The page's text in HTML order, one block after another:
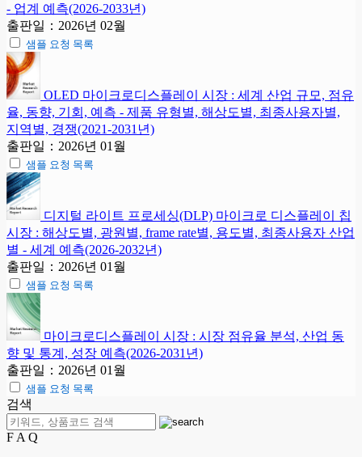
- 업계 예측(2026-2033년)
출판일：2026년 02월
샘플 요청 목록
OLED 마이크로디스플레이 시장 : 세계 산업 규모, 점유
율, 동향, 기회, 예측 - 제품 유형별, 해상도별, 최종사용자별,
지역별, 경쟁(2021-2031년)
출판일：2026년 01월
샘플 요청 목록
디지털 라이트 프로세싱(DLP) 마이크로 디스플레이 칩
시장 : 해상도별, 광원별, frame rate별, 용도별, 최종사용자 산업
별 - 세계 예측(2026-2032년)
출판일：2026년 01월
샘플 요청 목록
마이크로디스플레이 시장 : 시장 점유율 분석, 산업 동
향 및 통계, 성장 예측(2026-2031년)
출판일：2026년 01월
샘플 요청 목록
검색
F A Q